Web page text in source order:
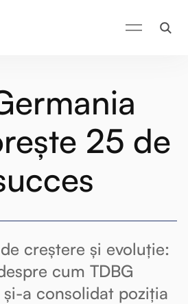
25 de
creștere și evoluție:
cum TDBG
și-a consolidat poziția